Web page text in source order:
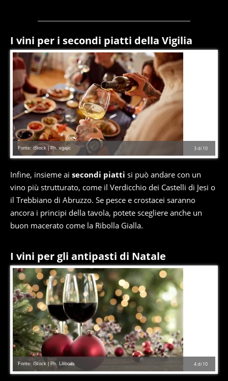
I vini per i secondi piatti della Vigilia
3di 10
Fonte: iStock | Ph. vgajic
Infine, insieme ai secondi piatti si può andare con un
vino più strutturato, come il Verdicchio dei Castelli di Jesi o
il Trebbiano di Abruzzo. Se pesce e crostacei saranno
ancora i principi della tavola, potete scegliere anche un
buon macerato come la Ribolla Gialla.
I vini per gli antipasti di Natale
4di 10
Fonte: iStock | Ph. Liliboas